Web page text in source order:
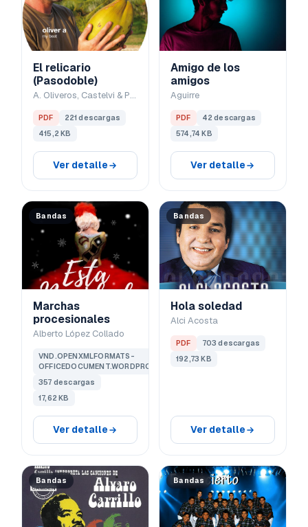
El relicario
(Pasodoble)
A. Oliveros, Castelvi & Padilla
PDF
221 descargas
415,2 KB
Ver detalle
Amigo de los
amigos
Aguirre
PDF
42 descargas
574,74 KB
Ver detalle
Bandas
Marchas
procesionales
Alberto López Collado
VND.OPENXMLFORMATS-
OFFICEDOCUMENT.WORDPROCESSINGML.DOCUMENT
357 descargas
17,62 KB
Ver detalle
Bandas
Hola soledad
Alci Acosta
PDF
703 descargas
192,73 KB
Ver detalle
Bandas Bandas